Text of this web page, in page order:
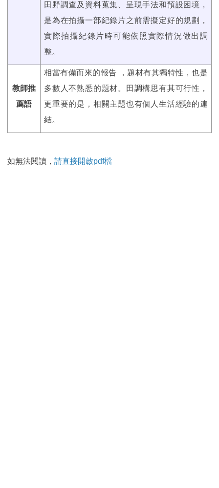
田野調查及資料蒐集、呈現手法和預設困境，
是為在拍攝一部紀錄片之前需擬定好的規劃，
實際拍攝紀錄片時可能依照實際情況做出調
整。
教師推
薦語
相當有備而來的報告 ，題材有其獨特性，也是
多數人不熟悉的題材。田調構思有其可行性，
更重要的是，相關主題也有個人生活經驗的連
結。
如無法閱讀， 請直接開啟pdf檔